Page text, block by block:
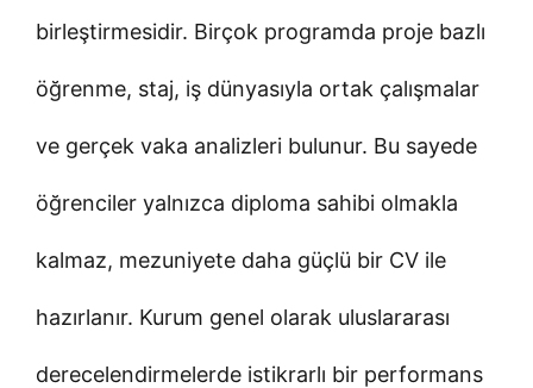
birleştirmesidir. Birçok programda proje bazlı
öğrenme, staj, iş dünyasıyla ortak çalışmalar
ve gerçek vaka analizleri bulunur. Bu sayede
öğrenciler yalnızca diploma sahibi olmakla
kalmaz, mezuniyete daha güçlü bir CV ile
hazırlanır. Kurum genel olarak uluslararası
derecelendirmelerde istikrarlı bir performans